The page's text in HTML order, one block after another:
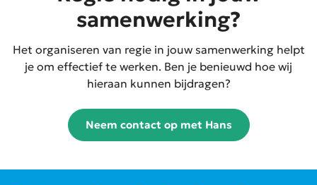
samenwerking?
Het organiseren van regie in jouw samenwerking helpt
je om effectief te werken. Ben je benieuwd hoe wij
hieraan kunnen bijdragen?
Neem contact op met Hans